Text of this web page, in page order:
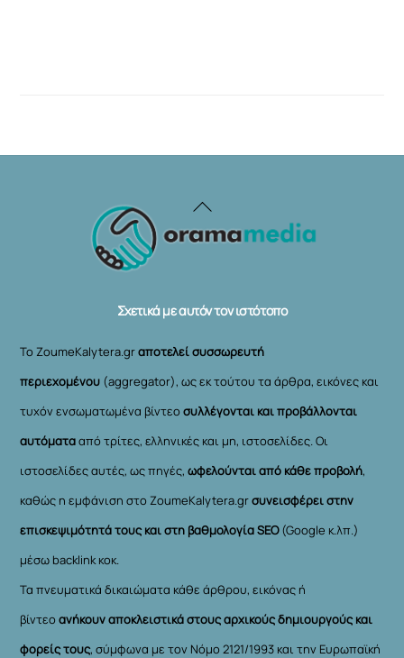
Back
To
Σχετικά με αυτόν τον ιστότοπο
Το ZoumeKalytera.grαποτελεί συσσωρευτή
περιεχομένου (aggregator), ως εκ τούτου τα άρθρα, εικόνες και
τυχόν ενσωματωμένα βίντεοσυλλέγονται και προβάλλονται
αυτόματααπό τρίτες, ελληνικές και μη, ιστοσελίδες. Οι
ιστοσελίδες αυτές, ως πηγές,ωφελούνται από κάθε προβολή,
καθώς η εμφάνιση στο ZoumeKalytera.grσυνεισφέρει στην
επισκεψιμότητά τους και στη βαθμολογία SEO(Google κ.λπ.)
μέσω backlink κοκ.
Τα πνευματικά δικαιώματα κάθε άρθρου, εικόνας ή
βίντεοανήκουν αποκλειστικά στους αρχικούς δημιουργούς και
φορείς τους, σύμφωνα με τον Νόμο 2121/1993 και την Ευρωπαϊκή